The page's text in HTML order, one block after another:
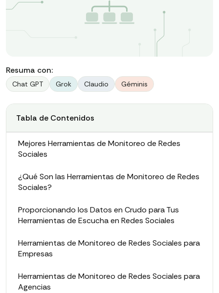
Resuma con:
Chat GPT Grok Claudio Géminis
Tabla de Contenidos
Mejores Herramientas de Monitoreo de Redes
Sociales
¿Qué Son las Herramientas de Monitoreo de Redes
Sociales?
Proporcionando los Datos en Crudo para Tus
Herramientas de Escucha en Redes Sociales
Herramientas de Monitoreo de Redes Sociales para
Empresas
Herramientas de Monitoreo de Redes Sociales para
Agencias